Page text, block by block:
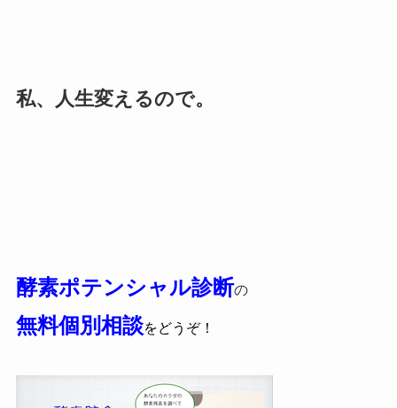
私、人生変えるので。
酵素ポテンシャル診断の
無料個別相談をどうぞ！